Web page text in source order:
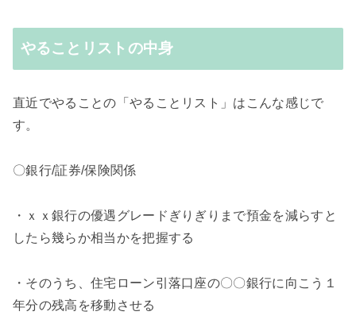
やることリストの中身
直近でやることの「やることリスト」はこんな感じで
す。
〇銀行/証券/保険関係
・ｘｘ銀行の優遇グレードぎりぎりまで預金を減らすと
したら幾らか相当かを把握する
・そのうち、住宅ローン引落口座の〇〇銀行に向こう１
年分の残高を移動させる